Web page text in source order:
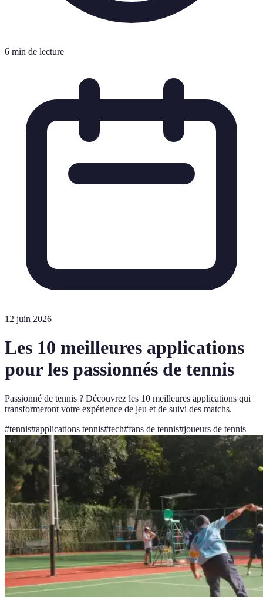
6 min de lecture
12 juin 2026
Les 10 meilleures applications
pour les passionnés de tennis
Passionné de tennis ? Découvrez les 10 meilleures applications qui
transformeront votre expérience de jeu et de suivi des matchs.
#tennis#applications tennis#tech#fans de tennis#joueurs de tennis